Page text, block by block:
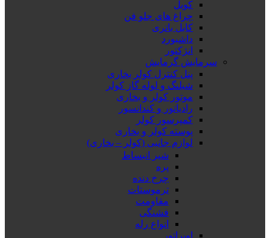
کویل
چراغ های جلو فن
کابل باتری
داشبورد
انژکتور
سرمایش گرمایش
پنل کنترل کولر بخاری
شیلنگ و لوله گاز کولر
موتور کولر و بخاری
رادیاتور و کندانسور
کمپرسور کولر
پوسته کولر و بخاری
لوازم جانبی (کولر – بخاری)
شیر انبساط
پره
چرخ دنده
ترموستات
مقاومت
فشنگی
انواع رله
اوپراتور